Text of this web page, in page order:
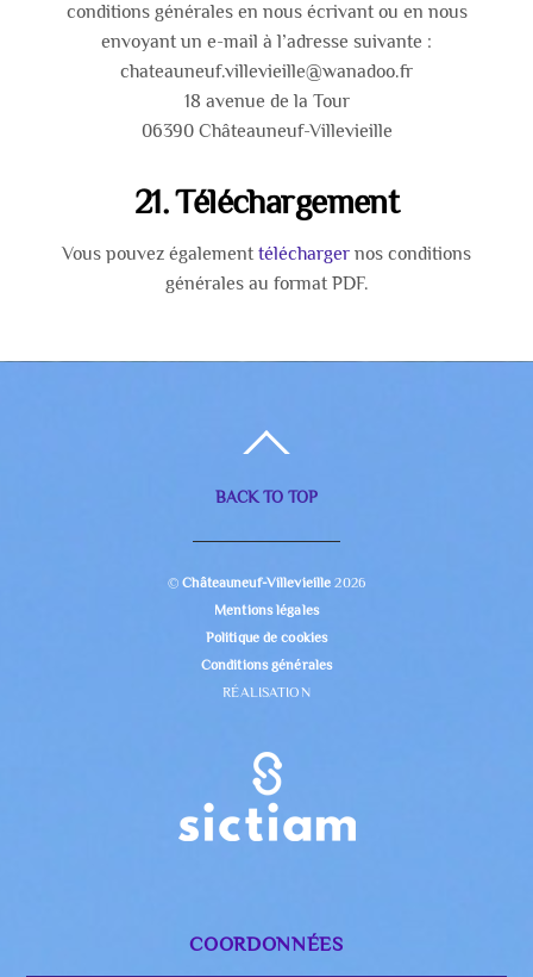
conditions générales en nous écrivant ou en nous
envoyant un e-mail à l’adresse suivante :
chateauneuf.villevieille@wanadoo.fr
18 avenue de la Tour
06390 Châteauneuf-Villevieille
21. Téléchargement
Vous pouvez également télécharger nos conditions
générales au format PDF.
BACK TO TOP
©Châteauneuf-Villevieille 2026
Mentions légales
Politique de cookies
Conditions générales
RÉALISATION
COORDONNÉES